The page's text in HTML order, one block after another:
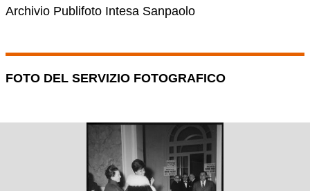
Archivio Publifoto Intesa Sanpaolo
FOTO DEL SERVIZIO FOTOGRAFICO